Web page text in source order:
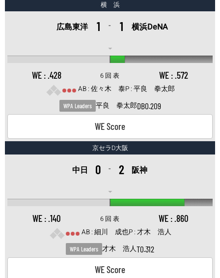
横 浜
広島東洋 1 - 1 横浜DeNA
.428 6 回 表 .572
佐々木 泰 平良 拳太郎
WPA Leaders 平良 拳太郎DB0.209
WE Score
京セラD大阪
中日 0 - 2 阪神
.140 6 回 表 .860
細川 成也 才木 浩人
WPA Leaders 才木 浩人T0.312
WE Score